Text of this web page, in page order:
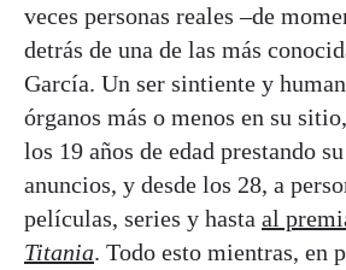
veces personas reales –de
detrás de una de las más
García. Un ser sintiente y
órganos más o menos en su
los 19 años de edad prestando
anuncios, y desde los 28, a
películas, series y hasta al
Titania. Todo esto mientras, en